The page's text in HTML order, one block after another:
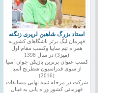
استاد بزرگ شاهین لرپری زنگنه
قهرمان لیگ برتر باشگاهای کشوربه
همراه تیم سایپا وکسب مقام اول
(میز3) در سال 1398
کسب عنوان برترین بازیکن جوان آسیا
از سوی فدراسیون شطرنج آسیا
(2016)
شرکت در مرحله نیمه نهایی مسابقات
قهرمانی کشور وراه یابی به فینال